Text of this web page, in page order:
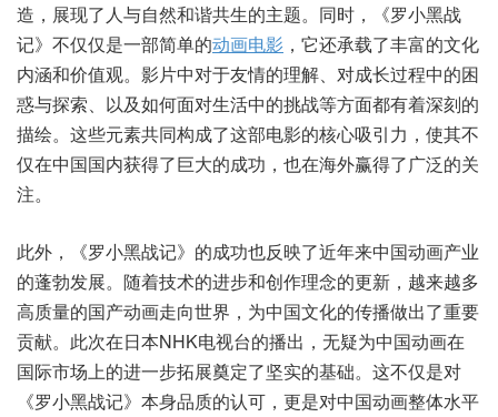
造，展现了人与自然和谐共生的主题。同时，《罗小黑战
记》不仅仅是一部简单的动画电影 ，它还承载了丰富的文化
内涵和价值观。影片中对于友情的理解、对成长过程中的困
惑与探索、以及如何面对生活中的挑战等方面都有着深刻的
描绘。这些元素共同构成了这部电影的核心吸引力，使其不
仅在中国国内获得了巨大的成功，也在海外赢得了广泛的关
注。
此外，《罗小黑战记》的成功也反映了近年来中国动画产业
的蓬勃发展。随着技术的进步和创作理念的更新，越来越多
高质量的国产动画走向世界，为中国文化的传播做出了重要
贡献。此次在日本NHK电视台的播出，无疑为中国动画在
国际市场上的进一步拓展奠定了坚实的基础。这不仅是对
《罗小黑战记》本身品质的认可，更是对中国动画整体水平